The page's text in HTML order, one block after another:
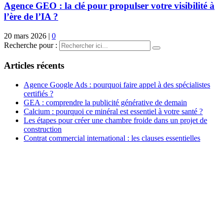
Agence GEO : la clé pour propulser votre visibilité à
l’ère de l’IA ?
20 mars 2026 | 0
Recherche pour :
Articles récents
Agence Google Ads : pourquoi faire appel à des spécialistes
certifiés ?
GEA : comprendre la publicité générative de demain
Calcium : pourquoi ce minéral est essentiel à votre santé ?
Les étapes pour créer une chambre froide dans un projet de
construction
Contrat commercial international : les clauses essentielles